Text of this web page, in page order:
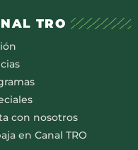
TRO
con nosotros
en Canal TRO